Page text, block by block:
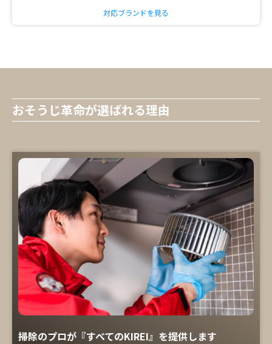
対応ブランドを見る
おそうじ革命が選ばれる理由
掃除のプロが『すべてのKIREI』を提供します